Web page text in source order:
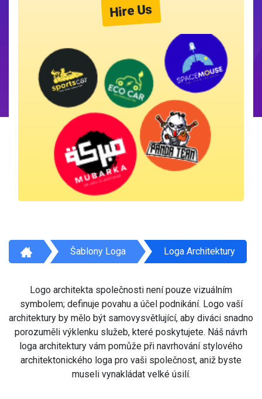
Hire Us
Šablony Loga Loga Architektury
Logo architekta společnosti není pouze vizuálním
symbolem; definuje povahu a účel podnikání. Logo vaší
architektury by mělo být samovysvětlující, aby diváci snadno
porozuměli výklenku služeb, které poskytujete. Náš návrh
loga architektury vám pomůže při navrhování stylového
architektonického loga pro vaši společnost, aniž byste
museli vynakládat velké úsilí.